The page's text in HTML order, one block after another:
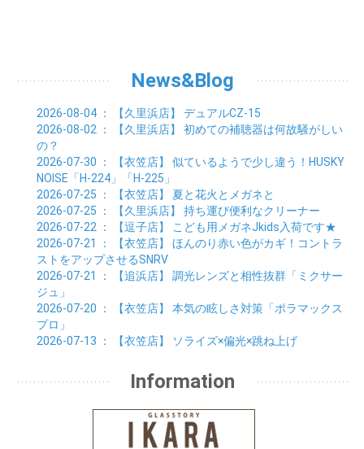
01月 (7)
02月 (6)
01月 (9)
03月 (7)
02月 (6)
01月 (9)
06月 (5)
News&Blog
2026-08-04 ： 【久里浜店】 デュアルCZ-15
2026-08-02 ： 【久里浜店】 初めての補聴器は何故騒がしい
の？
2026-07-30 ： 【衣笠店】 似ているようで少し違う！HUSKY
NOISE「H-224」「H-225」
2026-07-25 ： 【衣笠店】 夏と花火とメガネと
2026-07-25 ： 【久里浜店】 持ち運び便利なクリーナー
2026-07-22 ： 【逗子店】
こども用メガネJkids入荷です★
2026-07-21
： 【衣笠店】 ほんのり赤い色がカギ！コントラ
ストをアップさせるSNRV
2026-07-21
： 【追浜店】 調光レンズと相性抜群「ミクサー
ジュ」
2026-07-20 ： 【衣笠店】 本気の眩しさ対策「ポラマックス
プロ」
2026-07-13 ： 【衣笠店】 ソライズ×偏光×跳ね上げ
Information